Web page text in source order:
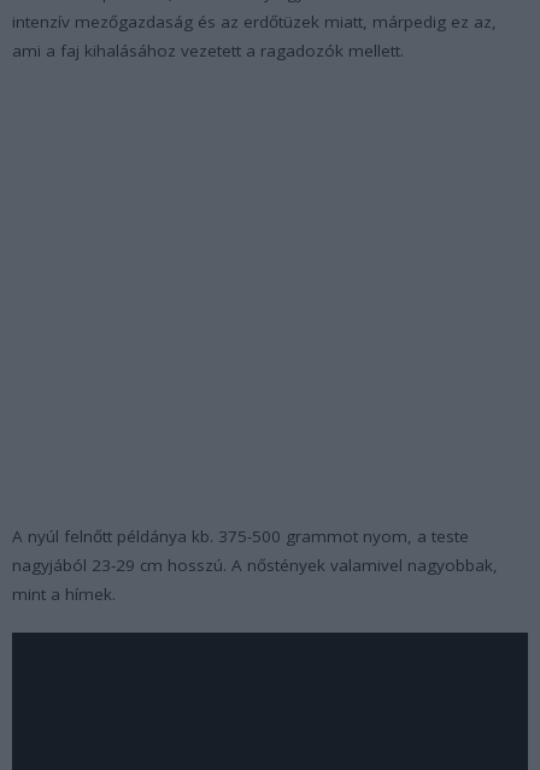
intenzív mezőgazdaság és az erdőtüzek miatt, márpedig ez az,
ami a faj kihalásához vezetett a ragadozók mellett.
A nyúl felnőtt példánya kb. 375-500 grammot nyom, a teste
nagyjából 23-29 cm hosszú. A nőstények valamivel nagyobbak,
mint a hímek.